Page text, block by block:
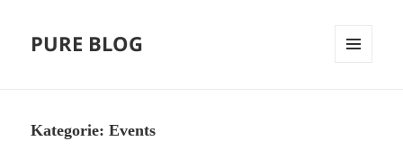
PURE BLOG
Kategorie:Events